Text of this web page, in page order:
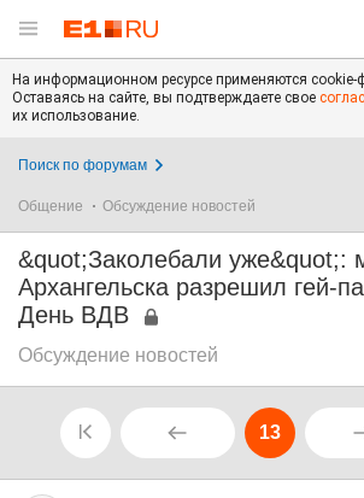
На информационном ресурсе применяются cookie-
Оставаясь на сайте, вы подтверждаете свое
их использование.
Поиск по форумам
Общение Обсуждение новостей
&quot;Заколебали уже&quot;:
Архангельска разрешил гей-
День ВДВ
Обсуждение новостей
13